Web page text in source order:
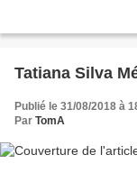
Tatiana Silva
Publié le 31/08/2018 à
Par TomA